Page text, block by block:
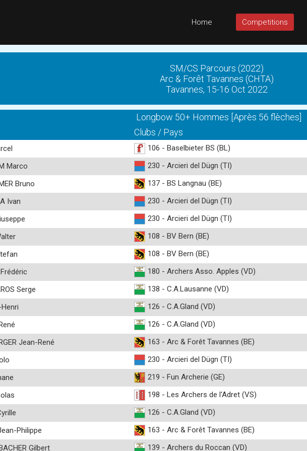
Home Competitions
SM/CS Parcours (2022)
Arc & Forêt Tavannes (CHTA)
Tavannes, 15-16 Oct 2022
Longbow 50+ Hommes [Après 56 flèches]
Clubs / Pays
106 - Baselbieter BS (BL)
Marco 230 - Arcieri del Dügn (TI)
Bruno 137 - BS Langnau (BE)
Ivan 230 - Arcieri del Dügn (TI)
230 - Arcieri del Dügn (TI)
108 - BV Bern (BE)
108 - BV Bern (BE)
180 - Archers Asso. Apples (VD)
Serge 138 - C.A.Lausanne (VD)
126 - C.A.Gland (VD)
126 - C.A.Gland (VD)
Jean-René 163 - Arc & Forêt Tavannes (BE)
230 - Arcieri del Dügn (TI)
219 - Fun Archerie (GE)
198 - Les Archers de l'Adret (VS)
126 - C.A.Gland (VD)
Philippe 163 - Arc & Forêt Tavannes (BE)
Gilbert 139 - Archers du Roccan (VD)